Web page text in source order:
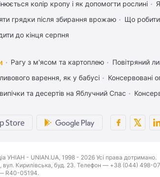
колір кропу і як допомогти рослині
грядки після збирання врожаю
Що робити
до кінця серпня
Рагу з м'ясом та картоплею Повітряний
варення, як у бабусі
Консервовані
та десертів на Яблучний Спас
УНІАН - UNIAN.UA, 1998 - 2026 Усі права дотримано.
Кирилівська, буд. 23. Телефон — +38 (044) 498-
R40-05194.